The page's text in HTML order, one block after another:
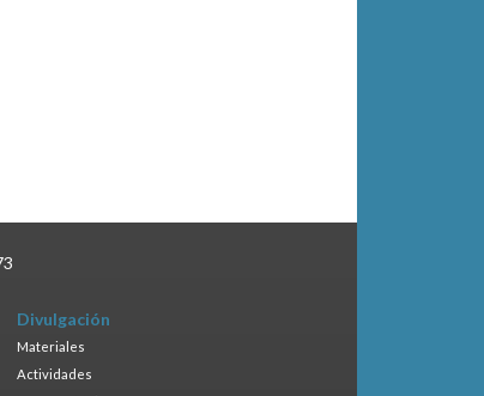
Divulgación
Materiales
Actividades